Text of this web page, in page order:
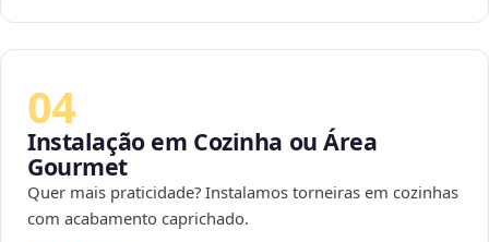
04
Instalação em Cozinha ou Área
Gourmet
Quer mais praticidade? Instalamos torneiras em cozinhas
com acabamento caprichado.